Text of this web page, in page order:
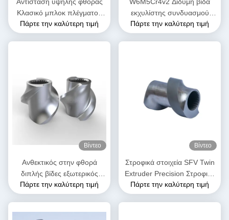
Κλασικό μπλοκ πλέγματος
σφαιρίδας για διπλή βίδα
εξωτερικά μηχανήματα
Πάρτε την καλύτερη τιμή
εκχυλίστης συνδυασμού
βίδας για εργοστάσιο
τροφίμων
Πάρτε την καλύτερη τιμή
Βίντεο
Ανθεκτικός στην φθορά
διπλής βίδες εξωτερικός
εξοπλισμός SK στοιχεία
βίδας για τη βιομηχανία
Πάρτε την καλύτερη τιμή
Βίντεο
Στροφικά στοιχεία SFV Twin
Extruder Precision Στροφικά
στοιχεία για πλαστικό
extruder
Πάρτε την καλύτερη τιμή